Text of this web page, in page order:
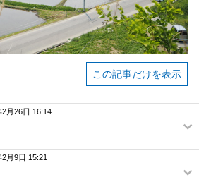
この記事だけを表示
2月26日 16:14
2月9日 15:21